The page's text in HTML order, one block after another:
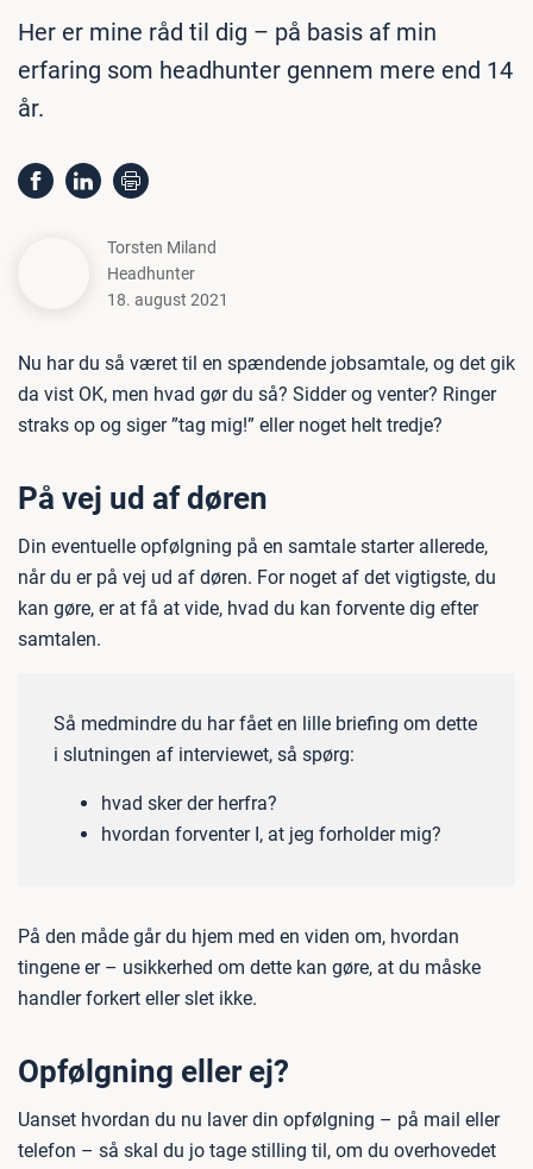
Her er mine råd til dig – på basis af min
erfaring som headhunter gennem mere end 14
år.
Torsten Miland
Headhunter
18. august 2021
Nu har du så været til en spændende jobsamtale, og det gik
da vist OK, men hvad gør du så? Sidder og venter? Ringer
straks op og siger ”tag mig!” eller noget helt tredje?
På vej ud af døren
Din eventuelle opfølgning på en samtale starter allerede,
når du er på vej ud af døren. For noget af det vigtigste, du
kan gøre, er at få at vide, hvad du kan forvente dig efter
samtalen.
Så medmindre du har fået en lille briefing om dette
i slutningen af interviewet, så spørg:
hvad sker der herfra?
hvordan forventer I, at jeg forholder mig?
På den måde går du hjem med en viden om, hvordan
tingene er – usikkerhed om dette kan gøre, at du måske
handler forkert eller slet ikke.
Opfølgning eller ej?
Uanset hvordan du nu laver din opfølgning – på mail eller
telefon – så skal du jo tage stilling til, om du overhovedet